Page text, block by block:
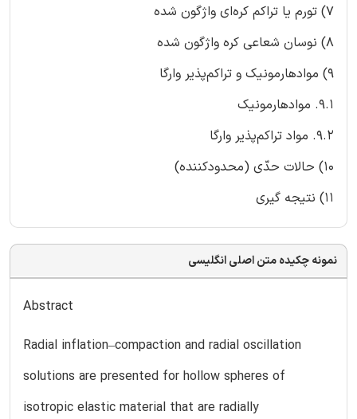
7) تورم یا تراکم کره‌ای واژگون شده
8) نوسان شعاعی کره واژگون شده
9) مواد‌هارمونیک و تراکم‌پذیر وارگا
9.1. مواد‌هارمونیک
9.2. مواد تراکم‌پذیر وارگا
10) حالات حدّی (محدودکننده)
11) نتیجه‌ گیری
نمونه چکیده متن اصلی انگلیسی
Abstract
Radial inflation–compaction and radial oscillation
solutions are presented for hollow spheres of
isotropic elastic material that are radially